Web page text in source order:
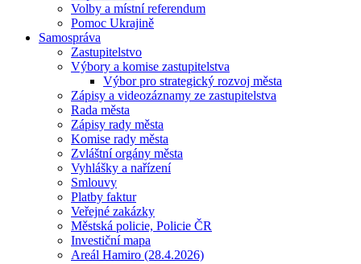
Volby a místní referendum
Pomoc Ukrajině
Samospráva
Zastupitelstvo
Výbory a komise zastupitelstva
Výbor pro strategický rozvoj města
Zápisy a videozáznamy ze zastupitelstva
Rada města
Zápisy rady města
Komise rady města
Zvláštní orgány města
Vyhlášky a nařízení
Smlouvy
Platby faktur
Veřejné zakázky
Městská policie, Policie ČR
Investiční mapa
Areál Hamiro (28.4.2026)